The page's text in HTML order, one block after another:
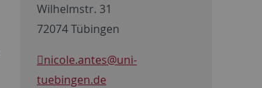
Wilhelmstr. 31
72074 Tübingen
nicole.antes@uni-
tuebingen.de